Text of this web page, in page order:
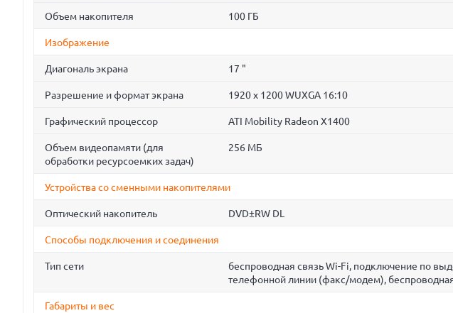
Объем накопителя 100 ГБ
Изображение
Диагональ экрана 17 "
Разрешение и формат экрана 1920 x 1200 WUXGA 16:10
Графический процессор ATI Mobility Radeon X1400
Объем видеопамяти (для
обработки ресурсоемких задач)
256 МБ
Устройства со сменными накопителями
Оптический накопитель DVD±RW DL
Способы подключения и соединения
Тип сети
беспроводная связь Wi-Fi, подключение по
телефонной линии (факс/модем),
Габариты и вес